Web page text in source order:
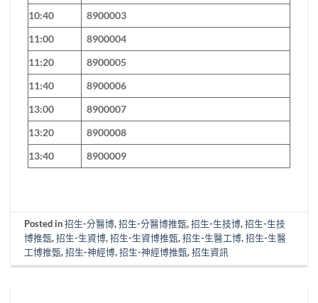
10:40
8900003
11:00
8900004
11:20
8900005
11:40
8900006
13:00
8900007
13:20
8900008
13:40
8900009
Posted in招生-分醫博,招生-分醫博推甄,招生-生技博,招生-生技
博推甄,招生-生資博,招生-生資博推甄,招生-生醫工博,招生-生醫
工博推甄,招生-神經博,招生-神經博推甄,招生資訊